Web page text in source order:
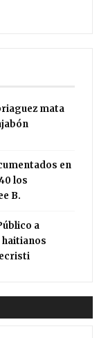
mata
en
los
B.
a